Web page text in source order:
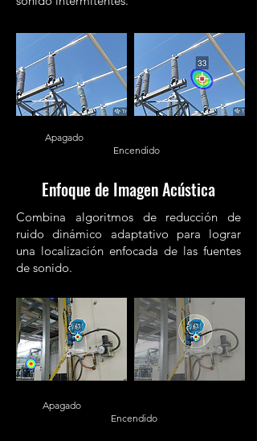
Apagado
Encendido
Enfoque de Imagen Acústica
Combina algoritmos de reducción de
ruido dinámico adaptativo para lograr
una localización enfocada de las fuentes
de sonido.
Apagado
Encendido